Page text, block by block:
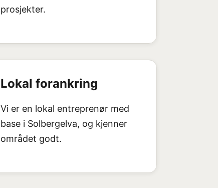
prosjekter.
Lokal forankring
Vi er en lokal entreprenør med
base i Solbergelva, og kjenner
området godt.